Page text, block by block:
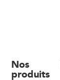
Nos
produits